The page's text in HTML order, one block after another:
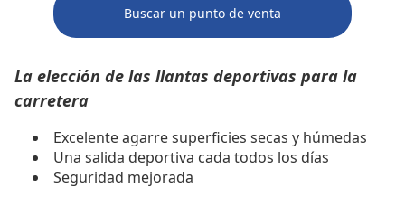
Buscar un punto de venta
La elección de las llantas deportivas para la
carretera
Excelente agarre superficies secas y húmedas
Una salida deportiva cada todos los días
Seguridad mejorada